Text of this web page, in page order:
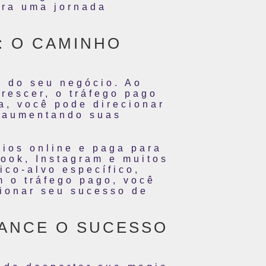
uma jornada
O CAMINHO
do seu negócio. Ao
o tráfego pago
você pode direcionar
suas
online e paga para
Instagram e muitos
alvo específico,
o tráfego pago, você
seu sucesso de
O SUCESSO